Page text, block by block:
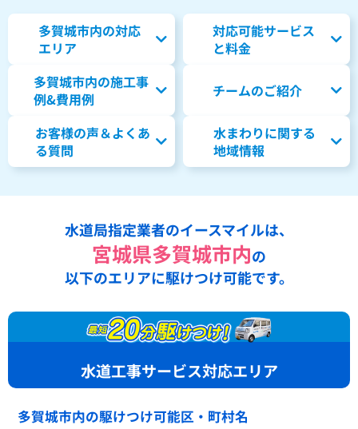
多賀城市内の対応
エリア
対応可能サービス
と料金
多賀城市内の施工事
例&費用例
チームのご紹介
お客様の声＆よくあ
る質問
水まわりに関する
地域情報
水道局指定業者のイースマイルは、
宮城県多賀城市内の
以下のエリアに駆けつけ可能です。
水道工事サービス対応エリア
多賀城市内の駆けつけ可能区・町村名